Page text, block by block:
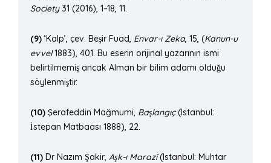
Society 31 (2016), 1–18, 11.
(9) ‘Kalp’, çev. Beşir Fuad, Envar-ı Zeka, 15, (Kanun-u
evvel1883), 401. Bu eserin orijinal yazarının ismi
belirtilmemiş ancak Alman bir bilim adamı olduğu
söylenmiştir.
(10) Şerafeddin Mağmumi, Başlangıç(Istanbul:
İstepan Matbaası 1888), 22.
(11) Dr Nazım Şakir, Aşk-ı Marazî(Istanbul: Muhtar